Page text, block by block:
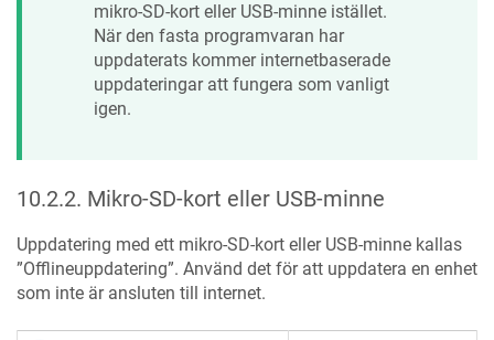
mikro-SD-kort eller USB-minne istället.
När den fasta programvaran har
uppdaterats kommer internetbaserade
uppdateringar att fungera som vanligt
igen.
10.2.2. Mikro-SD-kort eller USB-minne
Uppdatering med ett mikro-SD-kort eller USB-minne kallas
”Offlineuppdatering”. Använd det för att uppdatera en enhet
som inte är ansluten till internet.